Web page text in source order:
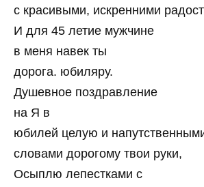
с красивыми, искренними
И для 45 летие мужчине
в меня навек ты
дорога. юбиляру.
Душевное поздравление
на Я в
юбилей целую и
словами дорогому твои руки,
Осыплю лепестками с